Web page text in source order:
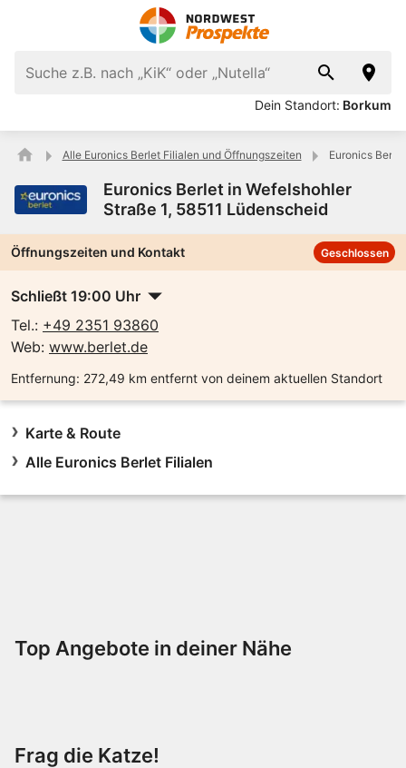
Dein Standort: Borkum
Alle Euronics Berlet Filialen und Öffnungszeiten Euronics
Euronics Berlet in Wefelshohler
Straße 1, 58511 Lüdenscheid
Öffnungszeiten und Kontakt Geschlossen
Schließt 19:00 Uhr
Tel.: +49 2351 93860
Web: www.berlet.de
Entfernung: 272,49 km entfernt von deinem aktuellen Standort
Karte & Route
Alle Euronics Berlet Filialen
Top Angebote in deiner Nähe
Frag die Katze!